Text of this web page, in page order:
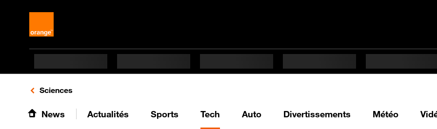
Retours vers le listing d'articles de la catégorie
Sciences
News Actualités Sports Tech Auto Divertissements Météo